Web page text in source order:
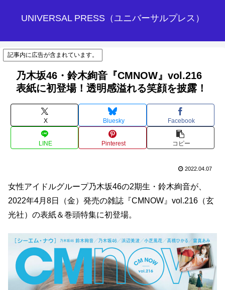
UNIVERSAL PRESS（ユニバーサルプレス）
記事内に広告が含まれています。
乃木坂46・鈴木絢音『CMNOW』vol.216
表紙に初登場！透明感溢れる笑顔を披露！
X Bluesky Facebook
LINE Pinterest コピー
2022.04.07
女性アイドルグループ乃木坂46の2期生・鈴木絢音が、
2022年4月8日（金）発売の雑誌『CMNOW』vol.216（玄
光社）の表紙＆巻頭特集に初登場。